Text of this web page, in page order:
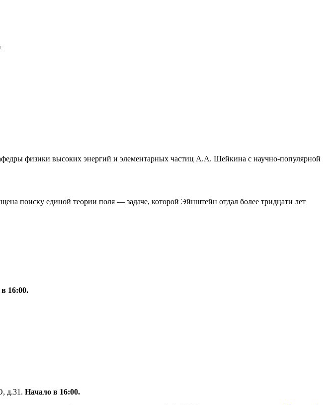
физики высоких энергий и элементарных частиц А.А. Шейкина с научно-популярной
поиску единой теории поля — задаче, которой Эйнштейн отдал более тридцати лет
16:00.
д.31. Начало в 16:00.